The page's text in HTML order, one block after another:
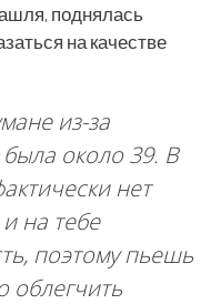
поднялась
на качестве
из-за
около 39. В
нет
на тебе
поэтому пьешь
облегчить